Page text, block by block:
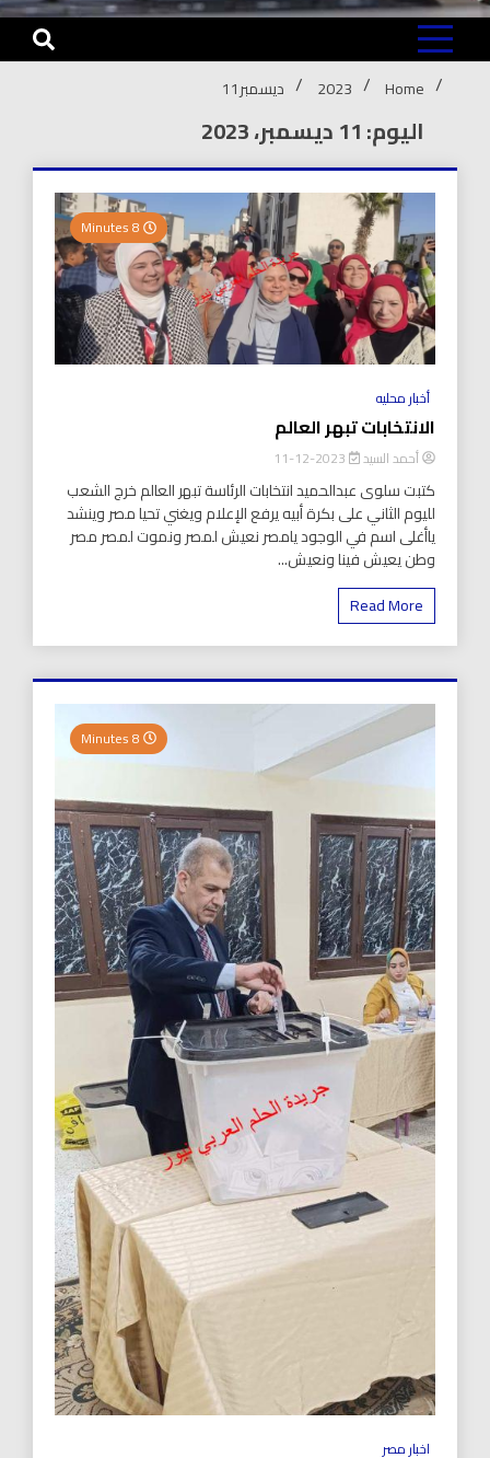
Home
2023 ديسمبر11
اليوم: 11 ديسمبر، 2023
أخبار محليه
الانتخابات تبهر العالم
أحمد السيد
كتبت سلوى عبدالحميد انتخابات الرئاسة تبهر العالم خرج الشعب
لليوم الثاني على بكرة أبيه يرفع الإعلام ويغني تحيا مصر وينشد
ياأغلى اسم في الوجود يامصر نعيش لمصر ونموت لمصر مصر
وطن يعيش فينا ونعيش...
Read More
اخبار مصر